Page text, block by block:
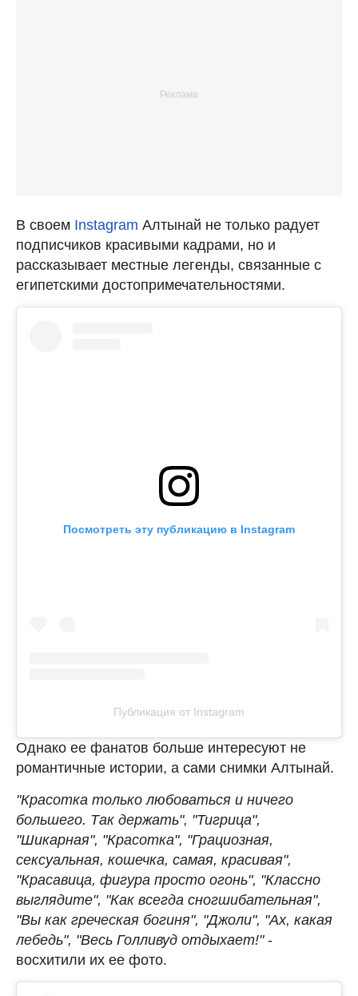
В своем Instagram Алтынай не только радует
подписчиков красивыми кадрами, но и
рассказывает местные легенды, связанные с
египетскими достопримечательностями.
Посмотреть эту публикацию в Instagram
Публикация от Instagram
Однако ее фанатов больше интересуют не
романтичные истории, а сами снимки Алтынай.
"Красотка только любоваться и ничего
большего. Так держать", "Тигрица",
"Шикарная", "Красотка", "Грациозная,
сексуальная, кошечка, самая, красивая",
"Красавица, фигура просто огонь", "Классно
выглядите", "Как всегда сногшибательная",
"Вы как греческая богиня", "Джоли", "Ах, какая
лебедь", "Весь Голливуд отдыхает!" -
восхитили их ее фото.